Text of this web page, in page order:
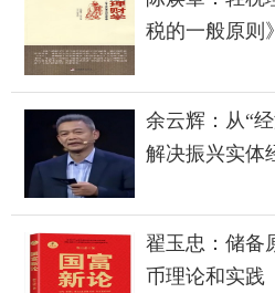
税的一般原则
余云辉：从“
解决振兴实体
翟玉忠：储
币理论和实践